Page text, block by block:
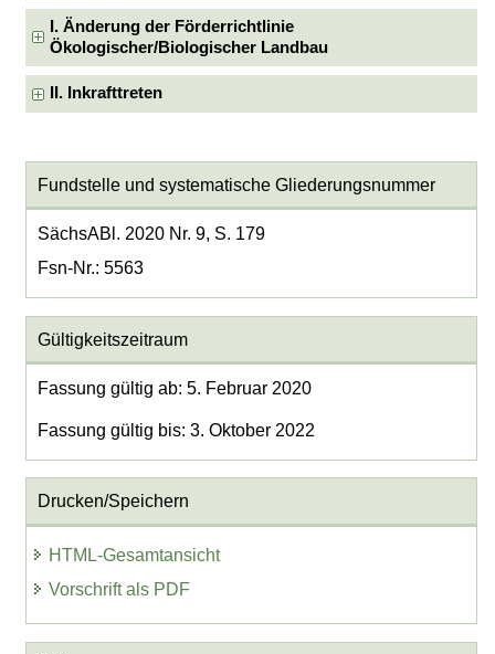
I. Änderung der Förderrichtlinie
Ökologischer/Biologischer Landbau
II. Inkrafttreten
Fundstelle und systematische Gliederungsnummer
SächsABl. 2020 Nr. 9, S. 179
Fsn-Nr.: 5563
Gültigkeitszeitraum
Fassung gültig ab: 5. Februar 2020
Fassung gültig bis: 3. Oktober 2022
Drucken/Speichern
HTML-Gesamtansicht
Vorschrift als PDF